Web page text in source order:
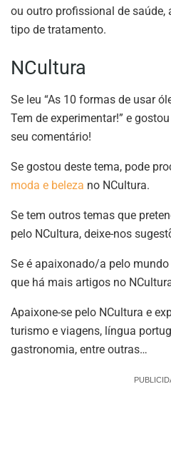
ou outro profissional de saúde,
tipo de tratamento.
NCultura
Se leu “As 10 formas de usar
Tem de experimentar!” e
seu comentário!
Se gostou deste tema, pode
moda e beleza no NCultura.
Se tem outros temas que
pelo NCultura, deixe-nos
Se é apaixonado/a pelo
que há mais artigos no
Apaixone-se pelo NCultura e
turismo e viagens, língua
gastronomia, entre outras…